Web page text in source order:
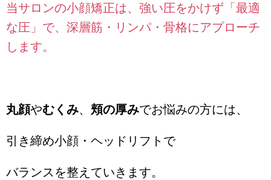
当サロンの小顔矯正は、強い圧をかけず「最適
な圧」で、深層筋・リンパ・骨格にアプローチ
します。
丸顔やむくみ、 頬の厚みでお悩みの方には、
引き締め小顔・ヘッドリフトで
バランスを整えていきます。